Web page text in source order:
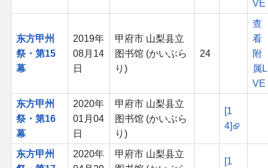
VE
东方甲州
祭・第15
幕
2019年
08月14
日
甲府市 山梨县立
图书馆 (かいぶら
り)
24
查
看
附
属
VE
东方甲州
祭・第16
幕
2020年
01月04
日
甲府市 山梨县立
图书馆 (かいぶら
り)
[1
4]
东方甲州
2020年
甲府市 山梨县立
[1